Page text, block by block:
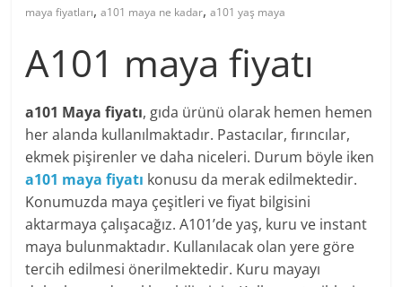
maya fiyatları,a101 maya ne kadar,a101 yaş maya
A101 maya fiyatı
a101 Maya fiyatı, gıda ürünü olarak hemen hemen
her alanda kullanılmaktadır. Pastacılar, fırıncılar,
ekmek pişirenler ve daha niceleri. Durum böyle iken
a101 maya fiyatı konusu da merak edilmektedir.
Konumuzda maya çeşitleri ve fiyat bilgisini
aktarmaya çalışacağız. A101’de yaş, kuru ve instant
maya bulunmaktadır. Kullanılacak olan yere göre
tercih edilmesi önerilmektedir. Kuru mayayı